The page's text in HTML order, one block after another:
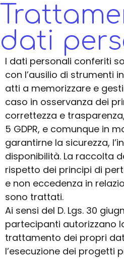
dati
I dati personali conferiti
con l’ausilio di strumenti
atti a memorizzare e
caso in osservanza dei
correttezza e
5 GDPR, e comunque in
garantirne la sicurezza,
disponibilità. La raccolta
rispetto dei principi di
e non eccedenza in
sono trattati.
Ai sensi del D. Lgs. 30
partecipanti autorizzano
trattamento dei propri
l’esecuzione dei progetti